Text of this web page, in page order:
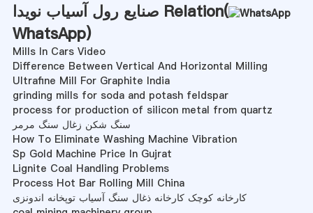
صنایع رول آسیاب نویدا Relation(
WhatsApp)
Mills In Cars Video
Difference Between Vertical And Horizontal Milling
Ultrafine Mill For Graphite India
grinding mills for soda and potash feldspar
process for production of silicon metal from quartz
سنگ شکن زغال سنگ مرمر
How To Eliminate Washing Machine Vibration
Sp Gold Machine Price In Gujrat
Lignite Coal Handling Problems
Process Hot Bar Rolling Mill China
کارخانه کوچک کارخانه ذغال سنگ آسیاب توپخانه اندونزی